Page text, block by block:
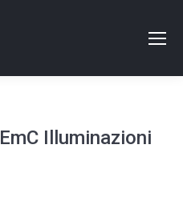
EmC Illuminazioni